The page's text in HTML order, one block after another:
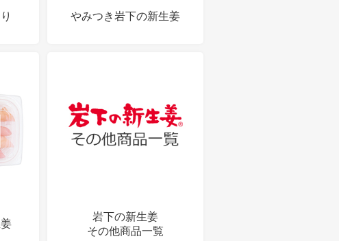
やみつき岩下の新生姜
岩下の新生姜
その他商品一覧